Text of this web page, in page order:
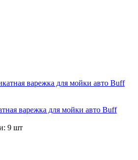
варежка для мойки авто Buff
9 шт